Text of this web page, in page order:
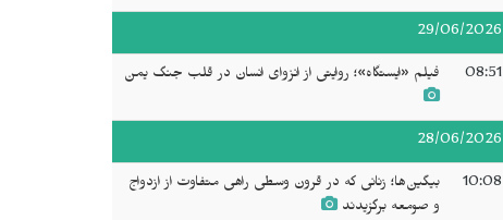
29/06/2026
08:51 فیلم «ایستگاه»؛ روایتی از انزوای انسان در قلب جنگ یمن
28/06/2026
10:08
بیگین‌ها؛ زنانی که در قرون وسطی راهی متفاوت از ازدواج
و صومعه برگزیدند